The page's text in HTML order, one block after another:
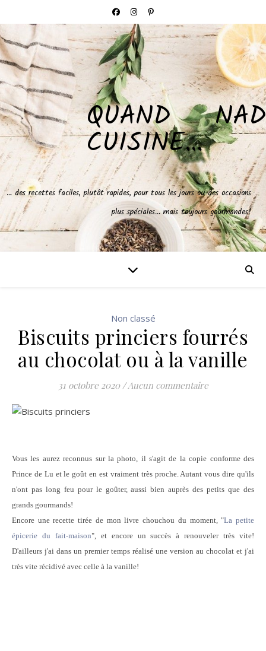
QUAND NAD
CUISINE…
… des recettes faciles, plutôt rapides, pour tous les jours ou des occasions
plus spéciales… mais toujours gourmandes!
Non classé
Biscuits princiers fourrés
au chocolat ou à la vanille
31 octobre 2020 /Aucun commentaire
Vous les aurez reconnus sur la photo, il s'agit de la copie conforme des
Prince de Lu et le goût en est vraiment très proche. Autant vous dire qu'ils
n'ont pas long feu pour le goûter, aussi bien auprès des petits que des
grands gourmands!
Encore une recette tirée de mon livre chouchou du moment, "La petite
épicerie du fait-maison", et encore un succès à renouveler très vite!
D'ailleurs j'ai dans un premier temps réalisé une version au chocolat et j'ai
très vite récidivé avec celle à la vanille!